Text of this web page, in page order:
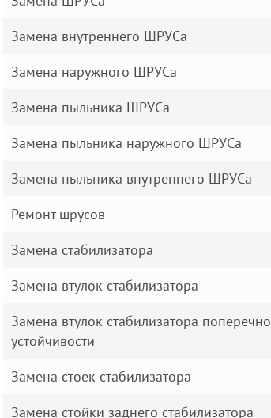
Замена внутреннего ШРУСа
Замена наружного ШРУСа
Замена пыльника ШРУСа
Замена пыльника наружного ШРУСа
Замена пыльника внутреннего ШРУСа
Ремонт шрусов
Замена стабилизатора
Замена втулок стабилизатора
Замена втулок стабилизатора
устойчивости
Замена стоек стабилизатора
Замена стойки заднего стабилизатора